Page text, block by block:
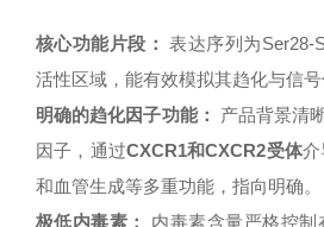
核心功能片段： 表达序列为Ser28-
活性区域，能有效模拟其趋化与信号
明确的趋化因子功能：
产品背景清
因子，通过CXCR1和CXCR2受体介
和血管生成等多重功能，指向明确。
极低内毒素：
内毒素含量严格控制